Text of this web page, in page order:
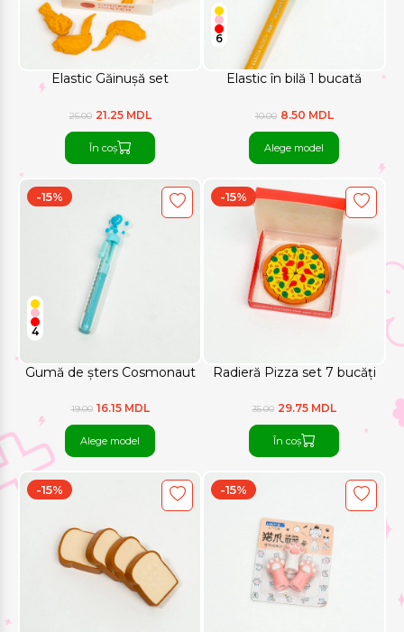
Elastic Găinușă set
25.00 21.25 MDL
În coș
Elastic în bilă 1 bucată
6
10.00 8.50 MDL
Alege model
Gumă de șters Cosmonaut
-15%
4
19.00 16.15 MDL
Alege model
Radieră Pizza set 7 bucăți
-15%
35.00 29.75 MDL
În coș
-15% -15%